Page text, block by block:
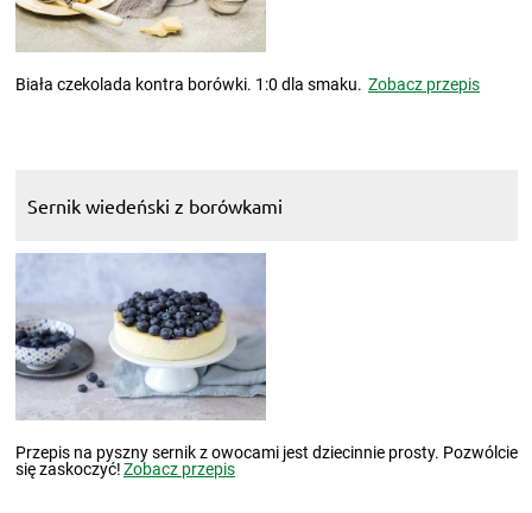
Biała czekolada kontra borówki. 1:0 dla smaku. Zobacz przepis
Sernik wiedeński z borówkami
Przepis na pyszny sernik z owocami jest dziecinnie prosty. Pozwólcie
się zaskoczyć!Zobacz przepis